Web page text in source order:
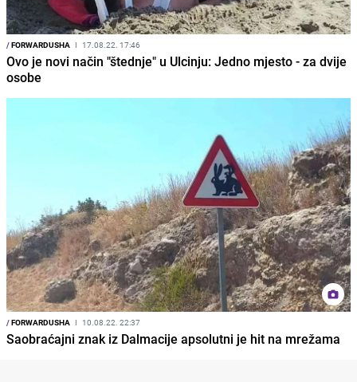
/FORWARDUSHA I 17.08.22. 17:46
Ovo je novi način "štednje" u Ulcinju: Jedno mjesto - za dvije
osobe
/FORWARDUSHA I 10.08.22. 22:37
Saobraćajni znak iz Dalmacije apsolutni je hit na mrežama